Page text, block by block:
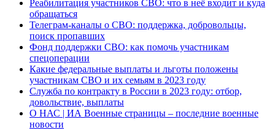
Реабилитация участников СВО: что в неё входит и куда
обращаться
Телеграм-каналы о СВО: поддержка, добровольцы,
поиск пропавших
Фонд поддержки СВО: как помочь участникам
спецоперации
Какие федеральные выплаты и льготы положены
участникам СВО и их семьям в 2023 году
Служба по контракту в России в 2023 году: отбор,
довольствие, выплаты
О НАС | ИА Военные страницы – последние военные
новости